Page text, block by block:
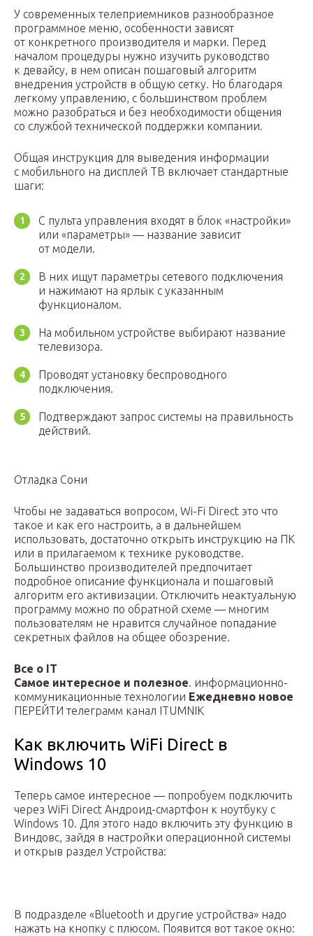
У современных телеприемников разнообразное
программное меню, особенности зависят
от конкретного производителя и марки. Перед
началом процедуры нужно изучить руководство
к девайсу, в нем описан пошаговый алгоритм
внедрения устройств в общую сетку. Но благодаря
легкому управлению, с большинством проблем
можно разобраться и без необходимости общения
со службой технической поддержки компании.
Общая инструкция для выведения информации
с мобильного на дисплей ТВ включает стандартные
шаги:
С пульта управления входят в блок «настройки»
или «параметры» — название зависит
от модели.
В них ищут параметры сетевого подключения
и нажимают на ярлык с указанным
функционалом.
На мобильном устройстве выбирают название
телевизора.
Проводят установку беспроводного
подключения.
Подтверждают запрос системы на правильность
действий.
Отладка Сони
Чтобы не задаваться вопросом, Wi-Fi Direct это что
такое и как его настроить, а в дальнейшем
использовать, достаточно открыть инструкцию на ПК
или в прилагаемом к технике руководстве.
Большинство производителей предпочитает
подробное описание функционала и пошаговый
алгоритм его активизации. Отключить неактуальную
программу можно по обратной схеме — многим
пользователям не нравится случайное попадание
секретных файлов на общее обозрение.
Все о IT
Самое интересное и полезное. информационно-
коммуникационные технологии Ежедневно новое
ПЕРЕЙТИ телеграмм канал ITUMNIK
Как включить WiFi Direct в
Windows 10
Теперь самое интересное — попробуем подключить
через WiFi Direct Андроид-смартфон к ноутбуку с
Windows 10. Для этого надо включить эту функцию в
Виндовс, зайдя в настройки операционной системы
и открыв раздел Устройства:
В подразделе «Bluetooth и другие устройства» надо
нажать на кнопку с плюсом. Появится вот такое окно: